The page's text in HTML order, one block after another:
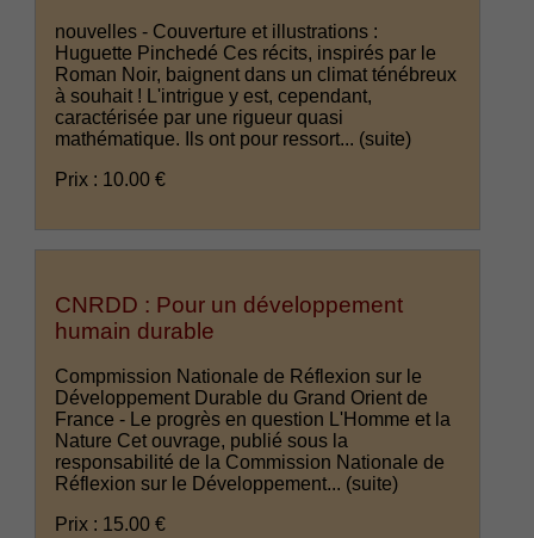
nouvelles - Couverture et illustrations :
Huguette Pinchedé Ces récits, inspirés par le
Roman Noir, baignent dans un climat ténébreux
à souhait ! L'intrigue y est, cependant,
caractérisée par une rigueur quasi
mathématique. Ils ont pour ressort... (suite)
Prix : 10.00 €
CNRDD : Pour un développement
humain durable
Compmission Nationale de Réflexion sur le
Développement Durable du Grand Orient de
France - Le progrès en question L'Homme et la
Nature Cet ouvrage, publié sous la
responsabilité de la Commission Nationale de
Réflexion sur le Développement... (suite)
Prix : 15.00 €